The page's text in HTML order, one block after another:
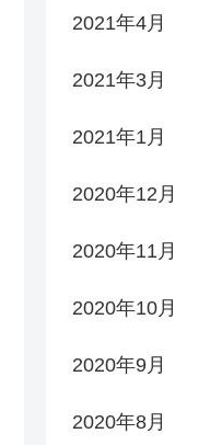
2021年4月
2021年3月
2021年1月
2020年12月
2020年11月
2020年10月
2020年9月
2020年8月